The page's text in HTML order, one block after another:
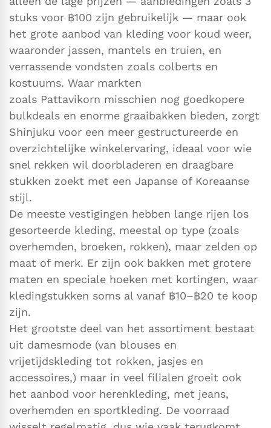
stuks voor ฿100 zijn gebruikelijk — maar ook
het grote aanbod van kleding voor koud weer,
waaronder jassen, mantels en truien, en
verrassende vondsten zoals colberts en
kostuums. Waar markten
zoals Pattavikorn misschien nog goedkopere
bulkdeals en enorme graaibakken bieden, zorgt
Shinjuku voor een meer gestructureerde en
overzichtelijke winkelervaring, ideaal voor wie
snel rekken wil doorbladeren en draagbare
stukken zoekt met een Japanse of Koreaanse
stijl.
De meeste vestigingen hebben lange rijen los
gesorteerde kleding, meestal op type (zoals
overhemden, broeken, rokken), maar zelden op
maat of merk. Er zijn ook bakken met grotere
maten en speciale hoeken met kortingen, waar
kledingstukken soms al vanaf ฿10–฿20 te koop
zijn.
Het grootste deel van het assortiment bestaat
uit damesmode (van blouses en
vrijetijdskleding tot rokken, jasjes en
accessoires,) maar in veel filialen groeit ook
het aanbod voor herenkleding, met jeans,
overhemden en sportkleding. De voorraad